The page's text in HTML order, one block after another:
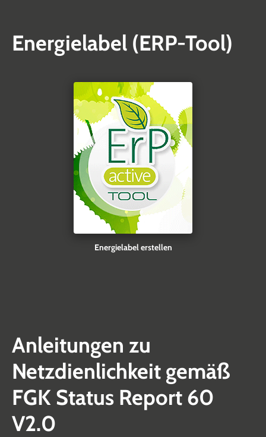
Energielabel (ERP-Tool)
Energielabel erstellen
Anleitungen zu
Netzdienlichkeit gemäß
FGK Status Report 60
V2.0